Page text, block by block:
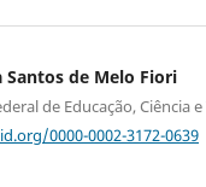
Santos de Melo Fiori
de Educação, Ciência
0000-0002-3172-0639